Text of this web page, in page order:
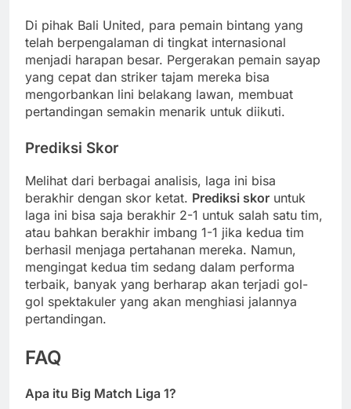
Di pihak Bali United, para pemain bintang yang
telah berpengalaman di tingkat internasional
menjadi harapan besar. Pergerakan pemain sayap
yang cepat dan striker tajam mereka bisa
mengorbankan lini belakang lawan, membuat
pertandingan semakin menarik untuk diikuti.
Prediksi Skor
Melihat dari berbagai analisis, laga ini bisa
berakhir dengan skor ketat. Prediksi skor untuk
laga ini bisa saja berakhir 2-1 untuk salah satu tim,
atau bahkan berakhir imbang 1-1 jika kedua tim
berhasil menjaga pertahanan mereka. Namun,
mengingat kedua tim sedang dalam performa
terbaik, banyak yang berharap akan terjadi gol-
gol spektakuler yang akan menghiasi jalannya
pertandingan.
FAQ
Apa itu Big Match Liga 1?